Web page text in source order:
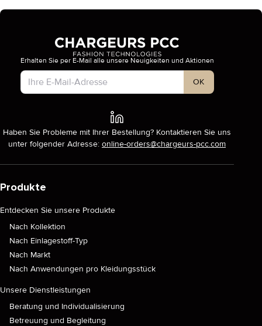
Kontotyp
Erhalten Sie per E-Mail alle unsere Neuigkeiten und Aktionen
OK
Haben Sie Probleme mit Ihrer Bestellung? Kontaktieren Sie uns
unter folgender Adresse: online-orders@chargeurs-pcc.com
Produkte
Entdecken Sie unsere Produkte
Nach Kollektion
Nach Einlagestoff-Typ
Nach Markt
Nach Anwendungen pro Kleidungsstück
Unsere Dienstleistungen
Beratung und Individualisierung
Betreuung und Begleitung